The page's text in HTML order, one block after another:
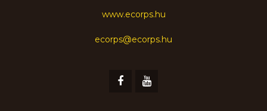
www.ecorps.hu
ecorps@ecorps.hu